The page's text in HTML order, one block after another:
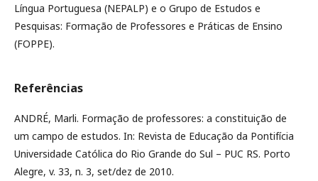
Língua Portuguesa (NEPALP) e o Grupo de Estudos e
Pesquisas: Formação de Professores e Práticas de Ensino
(FOPPE).
Referências
ANDRÉ, Marli. Formação de professores: a constituição de
um campo de estudos. In: Revista de Educação da Pontifícia
Universidade Católica do Rio Grande do Sul – PUC RS. Porto
Alegre, v. 33, n. 3, set/dez de 2010.